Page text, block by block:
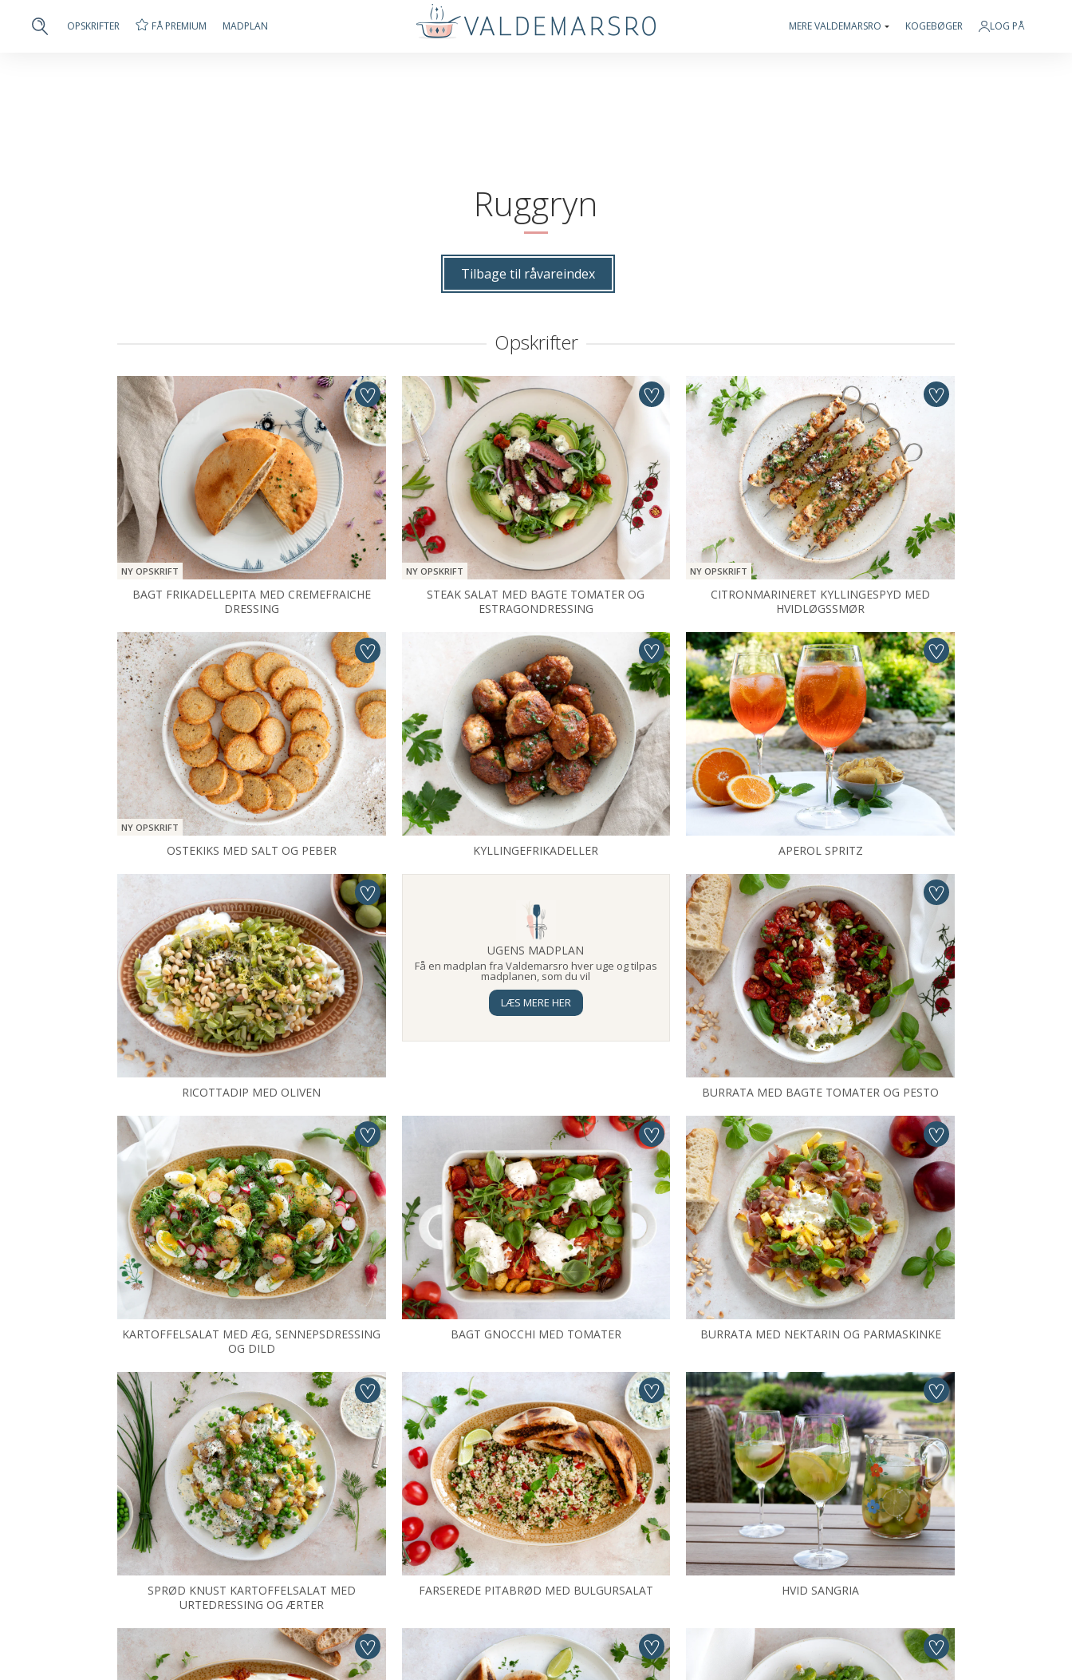
OPSKRIFTER FÅ PREMIUM MADPLAN MERE VALDEMARSRO KOGEBØGER LOG PÅ
Ruggryn
Tilbage til råvareindex
Opskrifter
NY OPSKRIFT
BAGT FRIKADELLEPITA MED CREMEFRAICHE
DRESSING
NY OPSKRIFT
STEAK SALAT MED BAGTE TOMATER OG
ESTRAGONDRESSING
NY OPSKRIFT
CITRONMARINERET KYLLINGESPYD MED
HVIDLØGSSMØR
NY OPSKRIFT
OSTEKIKS MED SALT OG PEBER KYLLINGEFRIKADELLER APEROL SPRITZ
RICOTTADIP MED OLIVEN
UGENS MADPLAN
Få en madplan fra Valdemarsro hver uge og tilpas
madplanen, som du vil
LÆS MERE HER
BURRATA MED BAGTE TOMATER OG PESTO
KARTOFFELSALAT MED ÆG, SENNEPSDRESSING
OG DILD
BAGT GNOCCHI MED TOMATER BURRATA MED NEKTARIN OG PARMASKINKE
SPRØD KNUST KARTOFFELSALAT MED
URTEDRESSING OG ÆRTER
FARSEREDE PITABRØD MED BULGURSALAT HVID SANGRIA